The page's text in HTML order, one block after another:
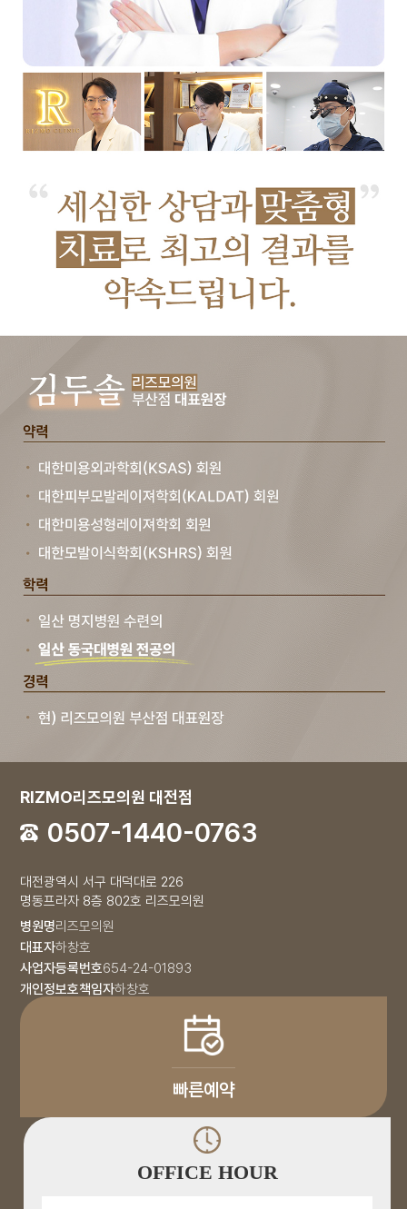
RIZMO리즈모의원 대전점
0507-1440-0763
대전광역시 서구 대덕대로 226
명동프라자 8층 802호 리즈모의원
병원명리즈모의원
대표자하창호
사업자등록번호654-24-01893
개인정보호책임자하창호
빠른예약
OFFICE HOUR